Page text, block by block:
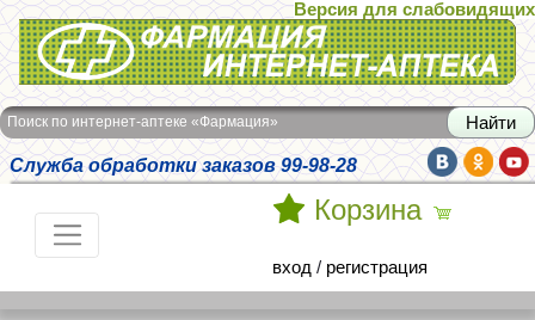
Интернет-аптека Фармация
Версия для слабовидящих
Поиск по интернет-аптеке «Фармация»
Служба обработки заказов 99-98-28
Корзина
вход / регистрация